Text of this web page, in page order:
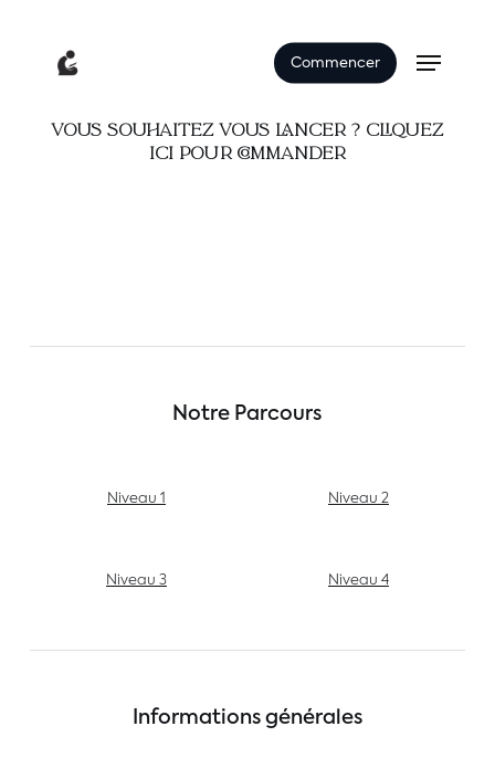
Commencer
Menu
Vous souhaitez vous lancer ? Cliquez
ici pour commander
Notre Parcours
Niveau 1 Niveau 2
Niveau 3 Niveau 4
Informations générales